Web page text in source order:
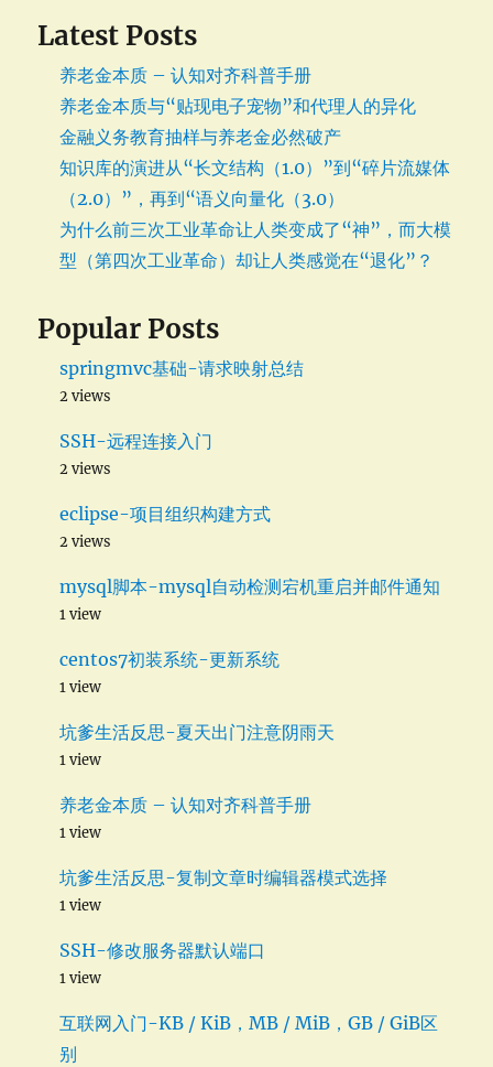
Latest Posts
养老金本质 – 认知对齐科普手册
养老金本质与“贴现电子宠物”和代理人的异化
金融义务教育抽样与养老金必然破产
知识库的演进从“长文结构（1.0）”到“碎片流媒体
（2.0）”，再到“语义向量化（3.0）
为什么前三次工业革命让人类变成了“神”，而大模
型（第四次工业革命）却让人类感觉在“退化”？
Popular Posts
springmvc基础-请求映射总结
2 views
SSH-远程连接入门
2 views
eclipse-项目组织构建方式
2 views
mysql脚本-mysql自动检测宕机重启并邮件通知
1 view
centos7初装系统-更新系统
1 view
坑爹生活反思-夏天出门注意阴雨天
1 view
养老金本质 – 认知对齐科普手册
1 view
坑爹生活反思-复制文章时编辑器模式选择
1 view
SSH-修改服务器默认端口
1 view
互联网入门-KB / KiB，MB / MiB，GB / GiB区
别